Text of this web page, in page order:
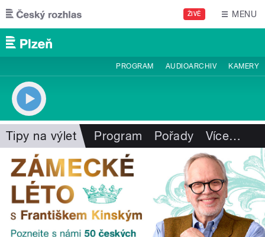
Přejít k hlavnímu obsahu
ŽIVĚ MENU
PROGRAM AUDIOARCHIV KAMERY
Tipy na výlet Program Pořady Více…